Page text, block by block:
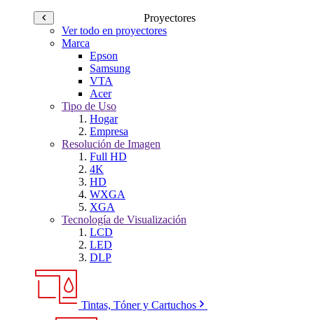
Proyectores
Ver todo en proyectores
Marca
Epson
Samsung
VTA
Acer
Tipo de Uso
Hogar
Empresa
Resolución de Imagen
Full HD
4K
HD
WXGA
XGA
Tecnología de Visualización
LCD
LED
DLP
Tintas, Tóner y Cartuchos